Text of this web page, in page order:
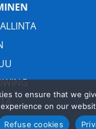
to ensure that we
experience on our
Refuse cookies